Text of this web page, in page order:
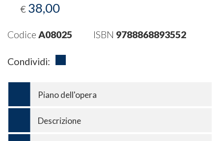
€ 38,00
Codice A08025 ISBN 9788868893552
Condividi:
Piano dell'opera
Descrizione